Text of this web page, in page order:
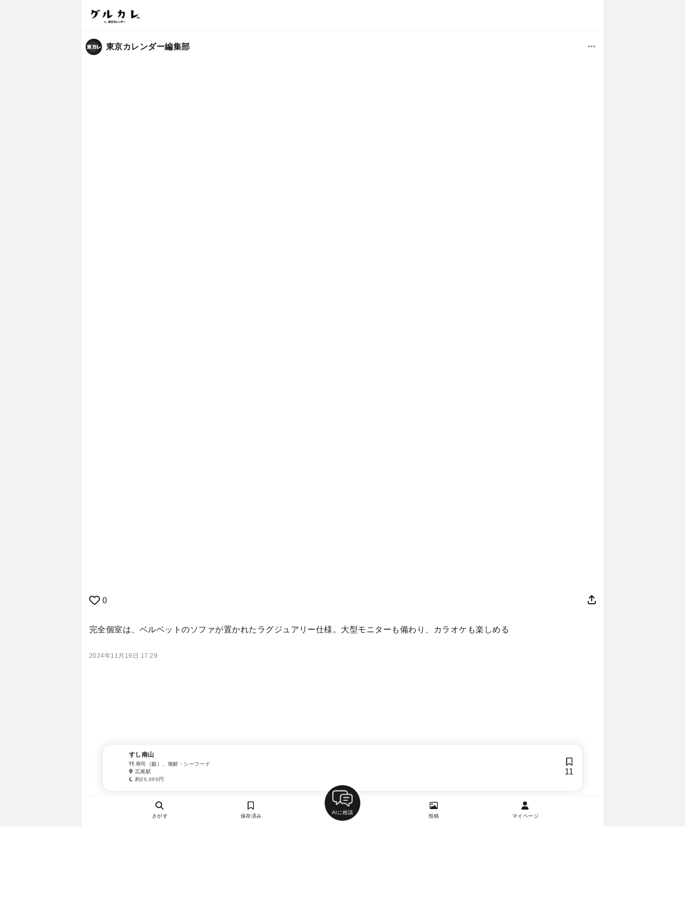
東京カレンダー編集部
0
完全個室は、ベルベットのソファが置かれたラグジュアリー仕様。大型モニターも備わり、カラオケも楽しめる
2024年11月19日 17:29
すし南山
寿司（鮨）、海鮮・シーフード
広尾駅
約20,000円
11
さがす 保存済み
AIに相談
投稿 マイページ